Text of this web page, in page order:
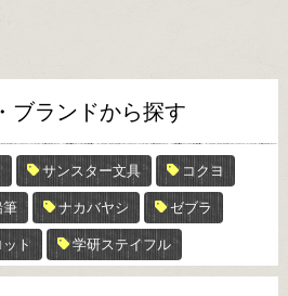
ブランドから探す
サンスター文具 コクヨ
筆 ナカバヤシ ゼブラ
ト 学研ステイフル